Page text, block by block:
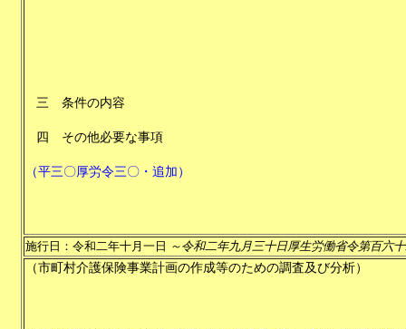
三 条件の内容
四 その他必要な事項
（平三〇厚労令三〇・追加）
施行日：令和二年十月一日 ～令和二年九月三十日厚生労働省令第百六
（市町村介護保険事業計画の作成等のための調査及び分析）